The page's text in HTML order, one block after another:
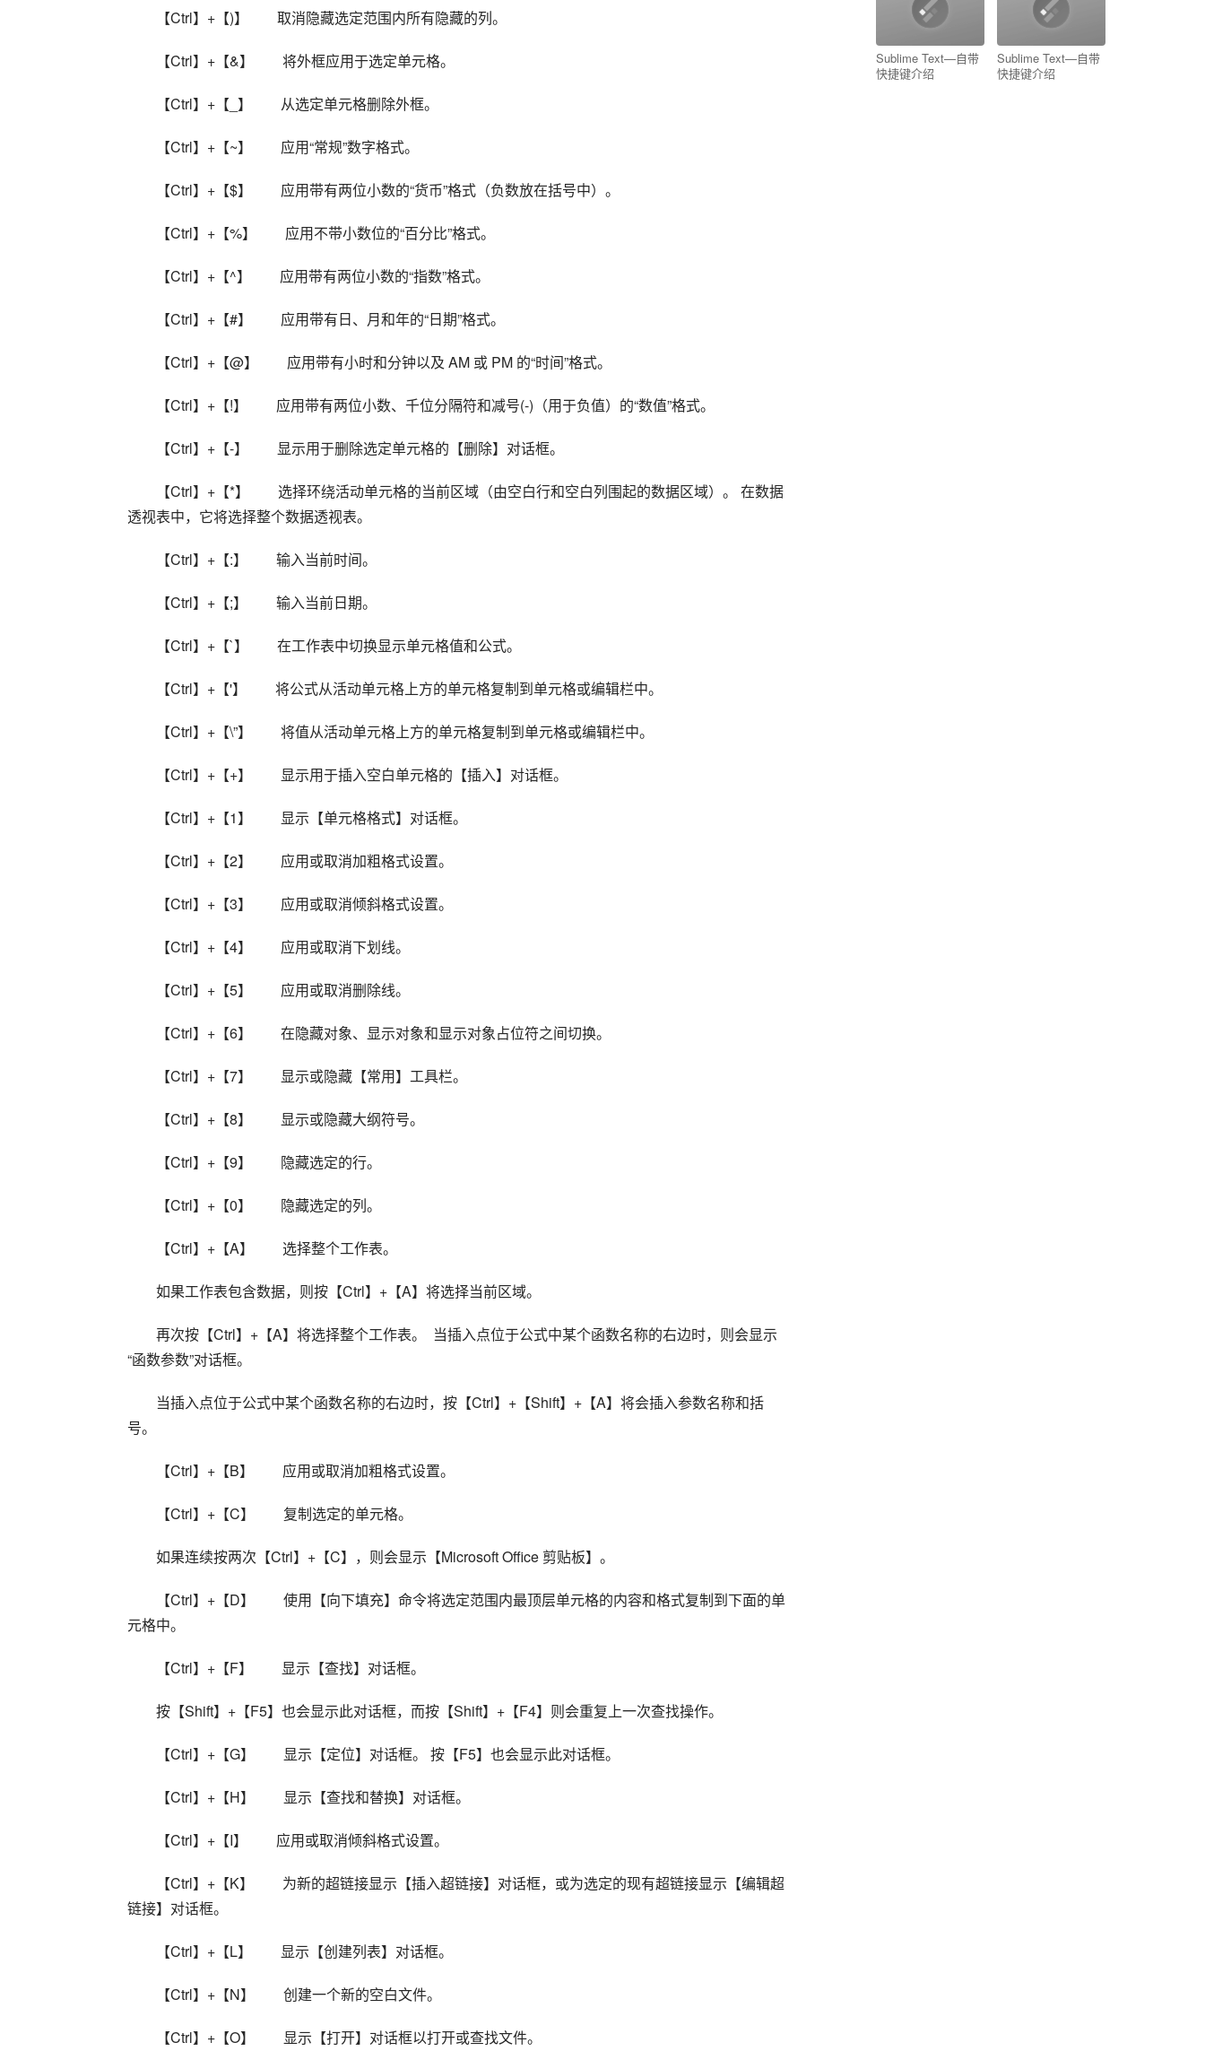
【Ctrl】+【)】        取消隐藏选定范围内所有隐藏的列。
【Ctrl】+【&】        将外框应用于选定单元格。
【Ctrl】+【_】        从选定单元格删除外框。
【Ctrl】+【~】        应用“常规”数字格式。
【Ctrl】+【$】        应用带有两位小数的“货币”格式（负数放在括号中）。
【Ctrl】+【%】        应用不带小数位的“百分比”格式。
【Ctrl】+【^】        应用带有两位小数的“指数”格式。
【Ctrl】+【#】        应用带有日、月和年的“日期”格式。
【Ctrl】+【@】        应用带有小时和分钟以及 AM 或 PM 的“时间”格式。
【Ctrl】+【!】        应用带有两位小数、千位分隔符和减号(-)（用于负值）的“数值”格式。
【Ctrl】+【-】        显示用于删除选定单元格的【删除】对话框。
【Ctrl】+【*】        选择环绕活动单元格的当前区域（由空白行和空白列围起的数据区域）。 在数据
透视表中，它将选择整个数据透视表。
【Ctrl】+【:】        输入当前时间。
【Ctrl】+【;】        输入当前日期。
【Ctrl】+【`】        在工作表中切换显示单元格值和公式。
【Ctrl】+【'】        将公式从活动单元格上方的单元格复制到单元格或编辑栏中。
【Ctrl】+【\”】        将值从活动单元格上方的单元格复制到单元格或编辑栏中。
【Ctrl】+【+】        显示用于插入空白单元格的【插入】对话框。
【Ctrl】+【1】        显示【单元格格式】对话框。
【Ctrl】+【2】        应用或取消加粗格式设置。
【Ctrl】+【3】        应用或取消倾斜格式设置。
【Ctrl】+【4】        应用或取消下划线。
【Ctrl】+【5】        应用或取消删除线。
【Ctrl】+【6】        在隐藏对象、显示对象和显示对象占位符之间切换。
【Ctrl】+【7】        显示或隐藏【常用】工具栏。
【Ctrl】+【8】        显示或隐藏大纲符号。
【Ctrl】+【9】        隐藏选定的行。
【Ctrl】+【0】        隐藏选定的列。
【Ctrl】+【A】        选择整个工作表。
如果工作表包含数据，则按【Ctrl】+【A】将选择当前区域。
再次按【Ctrl】+【A】将选择整个工作表。  当插入点位于公式中某个函数名称的右边时，则会显示
“函数参数”对话框。
当插入点位于公式中某个函数名称的右边时，按【Ctrl】+【Shift】+【A】将会插入参数名称和括
号。
【Ctrl】+【B】        应用或取消加粗格式设置。
【Ctrl】+【C】        复制选定的单元格。
如果连续按两次【Ctrl】+【C】，则会显示【Microsoft Office 剪贴板】。
【Ctrl】+【D】        使用【向下填充】命令将选定范围内最顶层单元格的内容和格式复制到下面的单
元格中。
【Ctrl】+【F】        显示【查找】对话框。
按【Shift】+【F5】也会显示此对话框，而按【Shift】+【F4】则会重复上一次查找操作。
【Ctrl】+【G】        显示【定位】对话框。 按【F5】也会显示此对话框。
【Ctrl】+【H】        显示【查找和替换】对话框。
【Ctrl】+【I】        应用或取消倾斜格式设置。
【Ctrl】+【K】        为新的超链接显示【插入超链接】对话框，或为选定的现有超链接显示【编辑超
链接】对话框。
【Ctrl】+【L】        显示【创建列表】对话框。
【Ctrl】+【N】        创建一个新的空白文件。
【Ctrl】+【O】        显示【打开】对话框以打开或查找文件。
Sublime Text—自带
快捷键介绍
Sublime Text—自带
快捷键介绍